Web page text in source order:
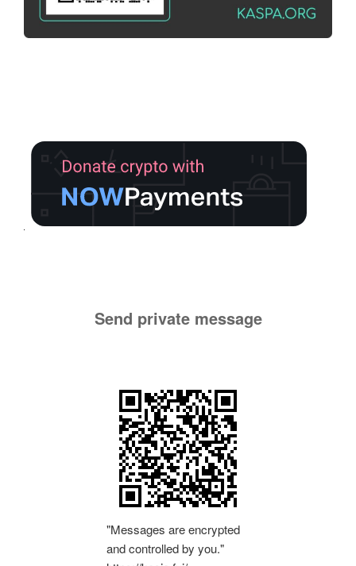
Send private message
"Messages are encrypted
and controlled by you."